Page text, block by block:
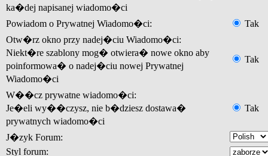
ka�dej napisanej wiadomo�ci
Powiadom o Prywatnej Wiadomo�ci:
Tak
Otw�rz okno przy nadej�ciu Wiadomo�ci:
Niekt�re szablony mog� otwiera� nowe okno aby
poinformowa� o nadej�ciu nowej Prywatnej
Wiadomo�ci
Tak
W��cz prywatne wiadomo�ci:
Je�eli wy��czysz, nie b�dziesz dostawa�
prywatnych wiadomo�ci
Tak
J�zyk Forum:
Styl forum: